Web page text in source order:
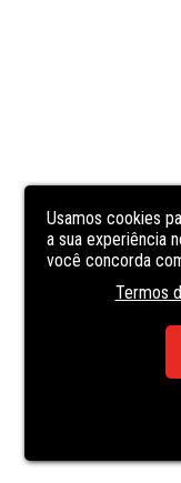
Usamos cookies
a sua experiência
você concorda
Termos